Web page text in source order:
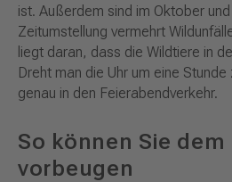
ist. Außerdem sind im Oktober
Zeitumstellung vermehrt
liegt daran, dass die Wildtiere in
Dreht man die Uhr um eine
genau in den Feierabendverkehr.
So können Sie
vorbeugen